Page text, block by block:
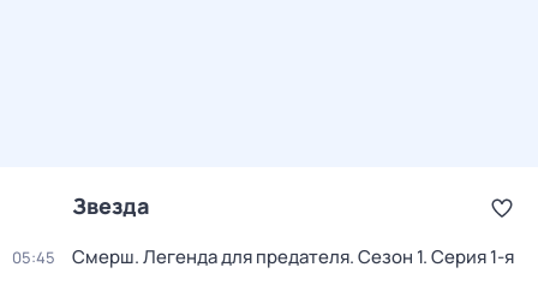
Звезда
05:45 Смерш. Легенда для предателя. Сезон 1. Серия 1-я